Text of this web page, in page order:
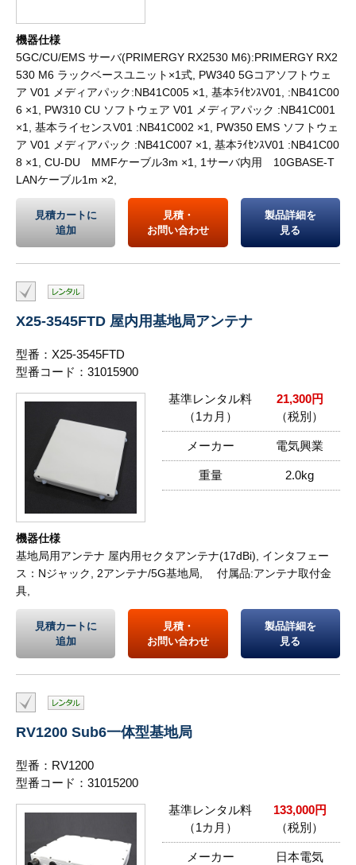
機器仕様
5GC/CU/EMS サーバ(PRIMERGY RX2530 M6):PRIMERGY RX2
530 M6 ラックベースユニット×1式, PW340 5Gコアソフトウェ
ア V01 メディアパック:NB41C005 ×1, 基本ﾗｲｾﾝｽV01, :NB41C00
6 ×1, PW310 CU ソフトウェア V01 メディアパック :NB41C001
×1, 基本ライセンスV01 :NB41C002 ×1, PW350 EMS ソフトウェ
ア V01 メディアパック :NB41C007 ×1, 基本ﾗｲｾﾝｽV01 :NB41C00
8 ×1, CU-DU MMFケーブル3m ×1, 1サーバ内用 10GBASE-T
LANケーブル1m ×2,
見積カートに
追加
見積・
お問い合わせ
製品詳細を
見る
X25-3545FTD 屋内用基地局アンテナ
型番：X25-3545FTD
型番コード：31015900
基準レンタル料
（1カ月）
21,300円
（税別）
メーカー 電気興業
重量 2.0kg
機器仕様
基地局用アンテナ 屋内用セクタアンテナ(17dBi), インタフェー
ス：Nジャック, 2アンテナ/5G基地局, 付属品:アンテナ取付金
具,
見積カートに
追加
見積・
お問い合わせ
製品詳細を
見る
RV1200 Sub6一体型基地局
型番：RV1200
型番コード：31015200
基準レンタル料
（1カ月）
133,000円
（税別）
メーカー 日本電気